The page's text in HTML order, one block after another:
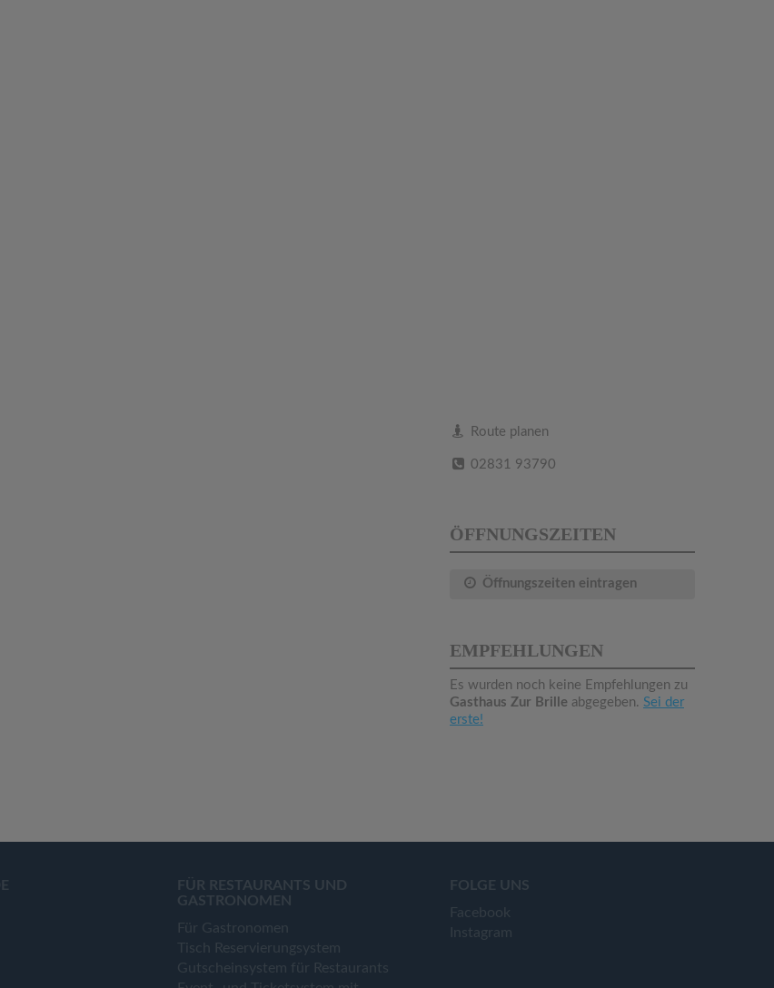
Route planen
02831 93790
ÖFFNUNGSZEITEN
Öffnungszeiten eintragen
EMPFEHLUNGEN
Es wurden noch keine Empfehlungen zu
Gasthaus Zur Brille abgegeben. Sei der
erste!
FÜR RESTAURANTS UND
GASTRONOMEN
Für Gastronomen
Tisch Reservierungsystem
Gutscheinsystem für Restaurants
FOLGE UNS
Facebook
Instagram